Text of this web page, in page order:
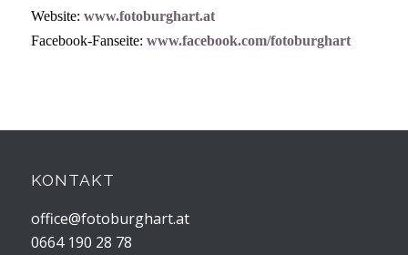
Website: www.fotoburghart.at
Facebook-Fanseite: www.facebook.com/fotoburghart
KONTAKT
office@fotoburghart.at
0664 190 28 78